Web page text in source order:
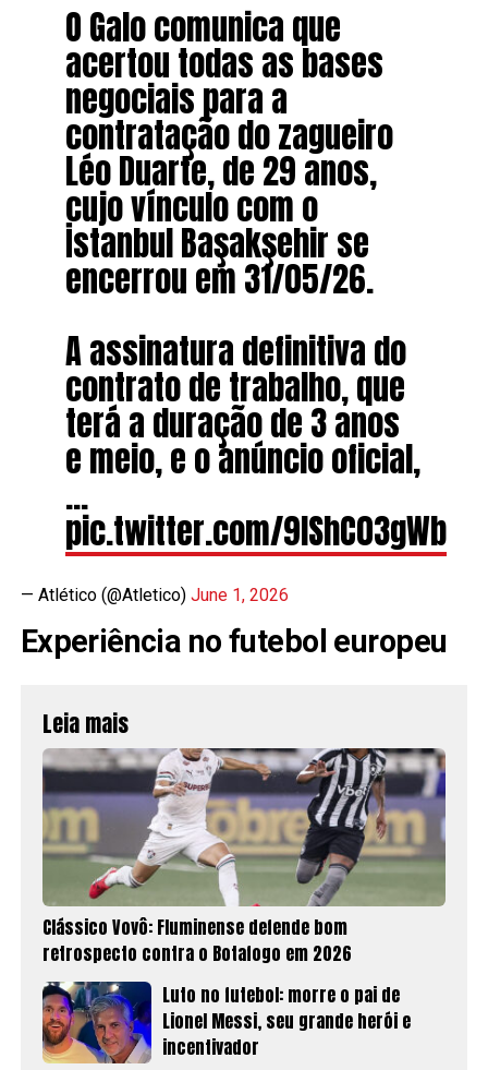
O Galo comunica que
acertou todas as bases
negociais para a
contratação do zagueiro
Léo Duarte, de 29 anos,
cujo vínculo com o
İstanbul Başakşehir se
encerrou em 31/05/26.
A assinatura definitiva do
contrato de trabalho, que
terá a duração de 3 anos
e meio, e o anúncio oficial,
…
pic.twitter.com/9IShC03gWb
— Atlético (@Atletico) June 1, 2026
Experiência no futebol europeu
Leia mais
Clássico Vovô: Fluminense defende bom
retrospecto contra o Botafogo em 2026
Luto no futebol: morre o pai de
Lionel Messi, seu grande herói e
incentivador